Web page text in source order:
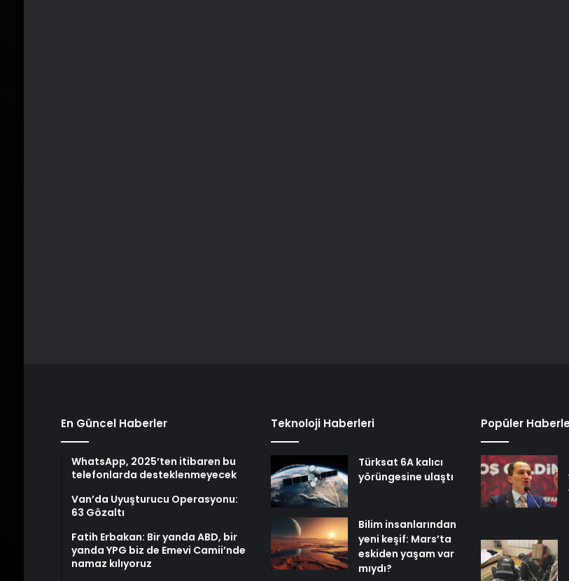
En Güncel Haberler
WhatsApp, 2025’ten itibaren bu
telefonlarda desteklenmeyecek
Van’da Uyuşturucu Operasyonu:
63 Gözaltı
Fatih Erbakan: Bir yanda ABD, bir
yanda YPG biz de Emevi Camii’nde
namaz kılıyoruz
Teknoloji Haberleri
Türksat 6A kalıcı
yörüngesine ulaştı
Bilim insanlarından
yeni keşif: Mars’ta
eskiden yaşam var
mıydı?
Popüler